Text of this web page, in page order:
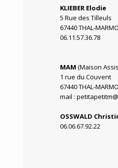
KLIEBER Elodie
5 Rue des Tilleuls
67440 THAL-
06.11.57.36.78
MAM (Maison
1 rue du Couvent
67440 THAL-
mail :
OSSWALD